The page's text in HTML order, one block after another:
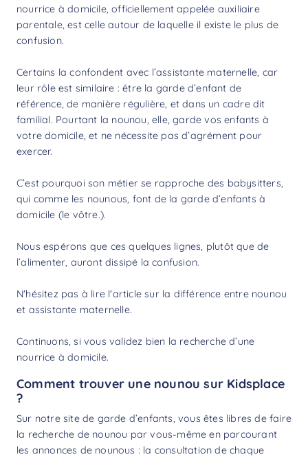
nourrice à domicile, officiellement appelée auxiliaire
parentale, est celle autour de laquelle il existe le plus de
confusion.
Certains la confondent avec l’assistante maternelle, car
leur rôle est similaire : être la garde d’enfant de
référence, de manière régulière, et dans un cadre dit
familial. Pourtant la nounou, elle, garde vos enfants à
votre domicile, et ne nécessite pas d’agrément pour
exercer.
C’est pourquoi son métier se rapproche des babysitters,
qui comme les nounous, font de la garde d’enfants à
domicile (le vôtre.).
Nous espérons que ces quelques lignes, plutôt que de
l’alimenter, auront dissipé la confusion.
N'hésitez pas à lire l'article sur la différence entre nounou
et assistante maternelle.
Continuons, si vous validez bien la recherche d’une
nourrice à domicile.
Comment trouver une nounou sur Kidsplace
?
Sur notre site de garde d’enfants, vous êtes libres de faire
la recherche de nounou par vous-même en parcourant
les annonces de nounous : la consultation de chaque